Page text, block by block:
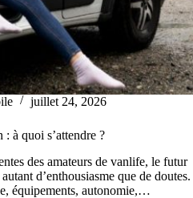
juillet 24, 2026
: à quoi s’attendre ?
des amateurs de vanlife, le futur
d’enthousiasme que de doutes.
équipements, autonomie,…